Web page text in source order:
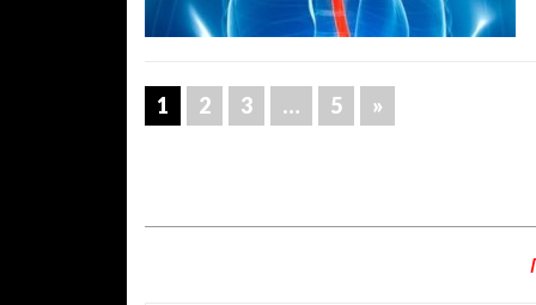
1 2 3 … 5 »